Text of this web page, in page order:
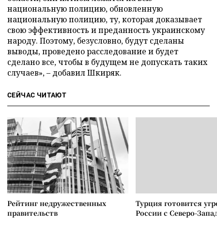
национальную полицию, обновленную
национальную полицию, ту, которая доказывает
свою эффективность и преданность украинскому
народу. Поэтому, безусловно, будут сделаны
выводы, проведено расследование и будет
сделано все, чтобы в будущем не допускать таких
случаев», – добавил Шкиряк.
СЕЙЧАС ЧИТАЮТ
Рейтинг недружественных
правительств
Турция готовится
России с Северо-